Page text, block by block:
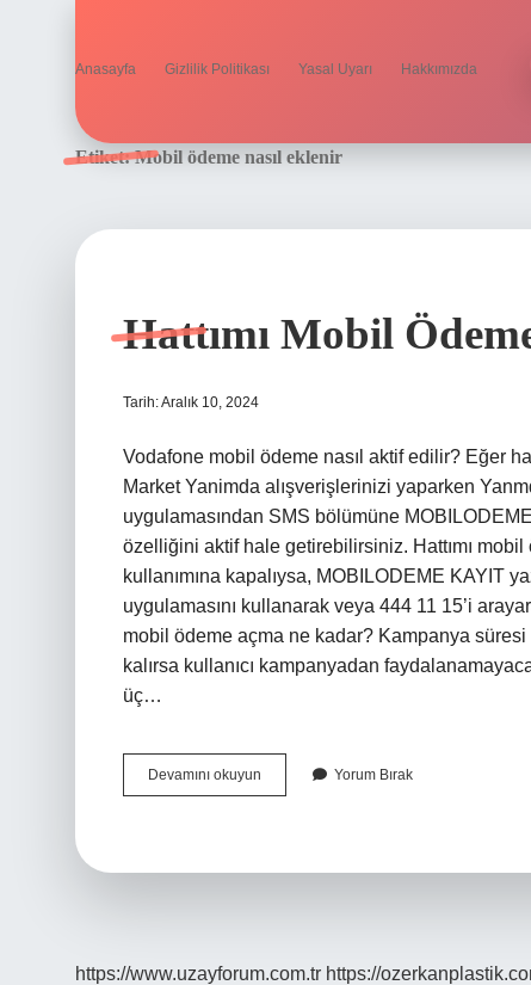
Anasayfa Gizlilik Politikası Yasal Uyarı Hakkımızda
Etiket:Mobil ödeme nasıl eklenir
Hattımı Mobil
Tarih: Aralık 10, 2024
Vodafone mobil ödeme nasıl aktif edilir? Eğer
Market Yanimda alışverişlerinizi yaparken
uygulamasından SMS bölümüne
özelliğini aktif hale getirebilirsiniz. Hattımı mobil
kullanımına kapalıysa, MOBILODEME KAYIT
uygulamasını kullanarak veya 444 11 15’i
mobil ödeme açma ne kadar? Kampanya süresi
kalırsa kullanıcı kampanyadan
üç…
Devamını okuyun
Mobil
Yorum Bırak
https://www.uzayforum.com.tr https://